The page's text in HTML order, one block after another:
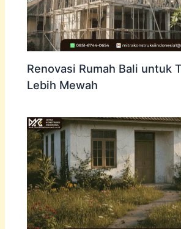
Renovasi Rumah Bali untuk
Lebih Mewah